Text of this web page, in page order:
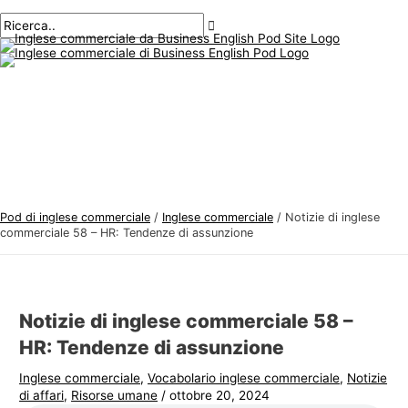
al
contenuto
principale
Pod di inglese commerciale / Inglese commerciale / Notizie di inglese
commerciale 58 – HR: Tendenze di assunzione
Notizie di inglese commerciale 58 –
HR: Tendenze di assunzione
Inglese commerciale,Vocabolario inglese commerciale, Notizie
di affari, Risorse umane /ottobre 20, 2024
navigazione
qui..
mail*
A
r
g
d
g
l
e
s
C
e
r